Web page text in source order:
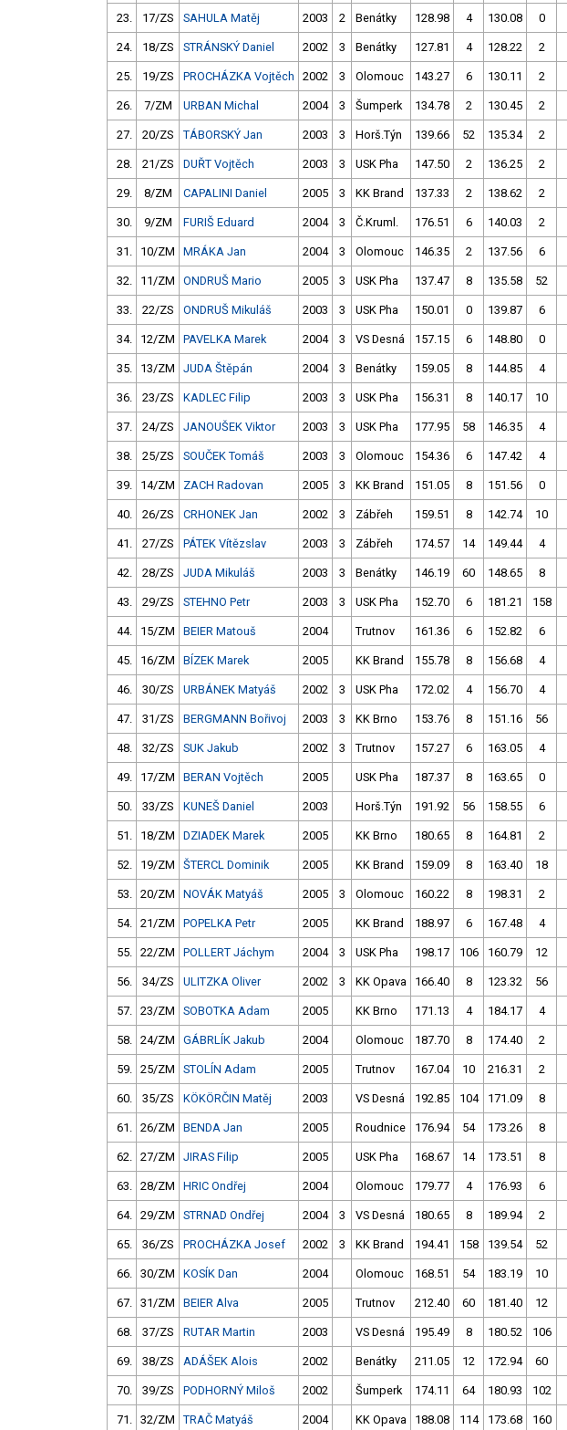
23. 17/ZS SAHULA Matěj 2003 2 Benátky 128.98 4 130.08 0
24. 18/ZS STRÁNSKÝ Daniel 2002 3 Benátky 127.81 4 128.22 2
25. 19/ZS PROCHÁZKA Vojtěch 2002 3 Olomouc 143.27 6 130.11 2
26. 7/ZM URBAN Michal 2004 3 Šumperk 134.78 2 130.45 2
27. 20/ZS TÁBORSKÝ Jan 2003 3 Horš.Týn 139.66 52 135.34 2
28. 21/ZS DUŘT Vojtěch 2003 3 USK Pha 147.50 2 136.25 2
29. 8/ZM CAPALINI Daniel 2005 3 KK Brand 137.33 2 138.62 2
30. 9/ZM FURIŠ Eduard 2004 3 Č.Kruml. 176.51 6 140.03 2
31. 10/ZM MRÁKA Jan 2004 3 Olomouc 146.35 2 137.56 6
32. 11/ZM ONDRUŠ Mario 2005 3 USK Pha 137.47 8 135.58 52
33. 22/ZS ONDRUŠ Mikuláš 2003 3 USK Pha 150.01 0 139.87 6
34. 12/ZM PAVELKA Marek 2004 3 VS Desná 157.15 6 148.80 0
35. 13/ZM JUDA Štěpán 2004 3 Benátky 159.05 8 144.85 4
36. 23/ZS KADLEC Filip 2003 3 USK Pha 156.31 8 140.17 10
37. 24/ZS JANOUŠEK Viktor 2003 3 USK Pha 177.95 58 146.35 4
38. 25/ZS SOUČEK Tomáš 2003 3 Olomouc 154.36 6 147.42 4
39. 14/ZM ZACH Radovan 2005 3 KK Brand 151.05 8 151.56 0
40. 26/ZS CRHONEK Jan 2002 3 Zábřeh 159.51 8 142.74 10
41. 27/ZS PÁTEK Vítězslav 2003 3 Zábřeh 174.57 14 149.44 4
42. 28/ZS JUDA Mikuláš 2003 3 Benátky 146.19 60 148.65 8
43. 29/ZS STEHNO Petr 2003 3 USK Pha 152.70 6 181.21 158
44. 15/ZM BEIER Matouš 2004 Trutnov 161.36 6 152.82 6
45. 16/ZM BÍZEK Marek 2005 KK Brand 155.78 8 156.68 4
46. 30/ZS URBÁNEK Matyáš 2002 3 USK Pha 172.02 4 156.70 4
47. 31/ZS BERGMANN Bořivoj 2003 3 KK Brno 153.76 8 151.16 56
48. 32/ZS SUK Jakub 2002 3 Trutnov 157.27 6 163.05 4
49. 17/ZM BERAN Vojtěch 2005 USK Pha 187.37 8 163.65 0
50. 33/ZS KUNEŠ Daniel 2003 Horš.Týn 191.92 56 158.55 6
51. 18/ZM DZIADEK Marek 2005 KK Brno 180.65 8 164.81 2
52. 19/ZM ŠTERCL Dominik 2005 KK Brand 159.09 8 163.40 18
53. 20/ZM NOVÁK Matyáš 2005 3 Olomouc 160.22 8 198.31 2
54. 21/ZM POPELKA Petr 2005 KK Brand 188.97 6 167.48 4
55. 22/ZM POLLERT Jáchym 2004 3 USK Pha 198.17 106 160.79 12
56. 34/ZS ULITZKA Oliver 2002 3 KK Opava 166.40 8 123.32 56
57. 23/ZM SOBOTKA Adam 2005 KK Brno 171.13 4 184.17 4
58. 24/ZM GÁBRLÍK Jakub 2004 Olomouc 187.70 8 174.40 2
59. 25/ZM STOLÍN Adam 2005 Trutnov 167.04 10 216.31 2
60. 35/ZS KÖKÖRČIN Matěj 2003 VS Desná 192.85 104 171.09 8
61. 26/ZM BENDA Jan 2005 Roudnice 176.94 54 173.26 8
62. 27/ZM JIRAS Filip 2005 USK Pha 168.67 14 173.51 8
63. 28/ZM HRIC Ondřej 2004 Olomouc 179.77 4 176.93 6
64. 29/ZM STRNAD Ondřej 2004 3 VS Desná 180.65 8 189.94 2
65. 36/ZS PROCHÁZKA Josef 2002 3 KK Brand 194.41 158 139.54 52
66. 30/ZM KOSÍK Dan 2004 Olomouc 168.51 54 183.19 10
67. 31/ZM BEIER Alva 2005 Trutnov 212.40 60 181.40 12
68. 37/ZS RUTAR Martin 2003 VS Desná 195.49 8 180.52 106
69. 38/ZS ADÁŠEK Alois 2002 Benátky 211.05 12 172.94 60
70. 39/ZS PODHORNÝ Miloš 2002 Šumperk 174.11 64 180.93 102
71. 32/ZM TRAČ Matyáš 2004 KK Opava 188.08 114 173.68 160